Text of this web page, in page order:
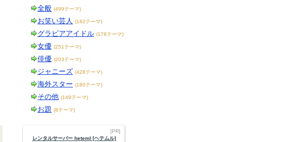
全般 (499テーマ)
お笑い芸人 (182テーマ)
グラビアアイドル (178テーマ)
女優 (251テーマ)
俳優 (203テーマ)
ジャニーズ (428テーマ)
海外スター (180テーマ)
その他 (149テーマ)
お題 (8テーマ)
[PR]
レンタルサーバー heteml [ヘテムル]